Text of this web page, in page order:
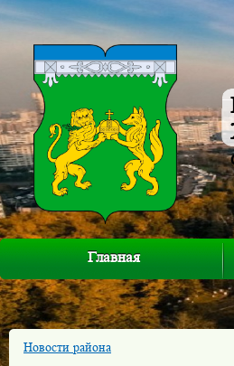
Главная
Новости района